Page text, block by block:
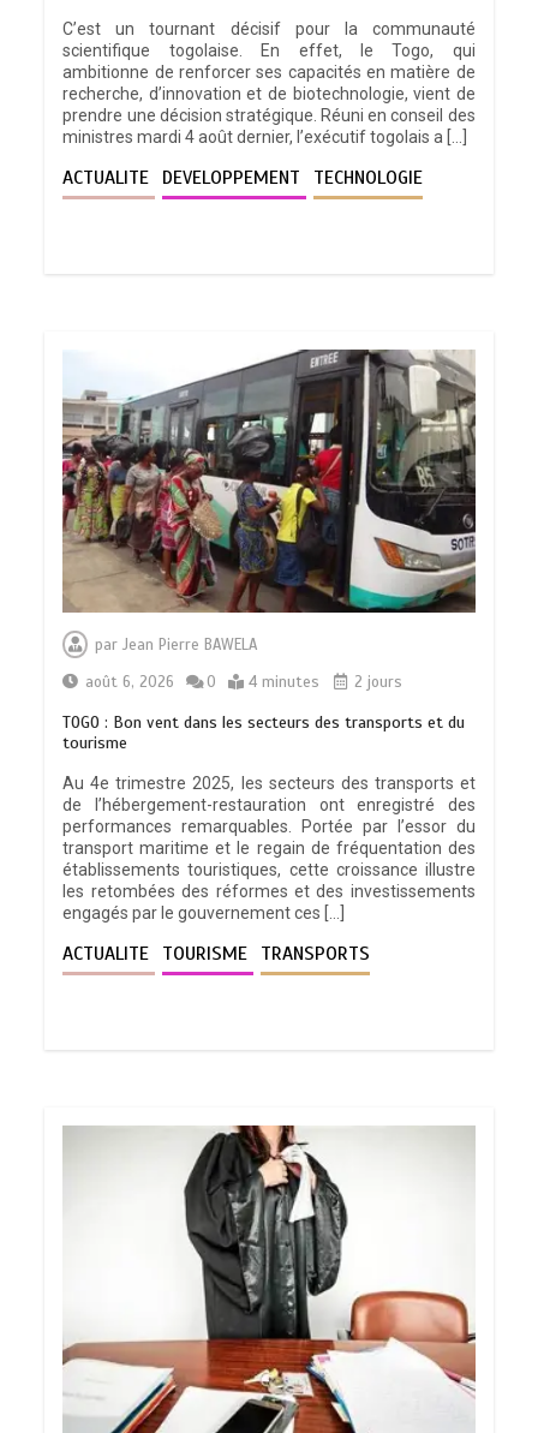
C’est un tournant décisif pour la communauté
scientifique togolaise. En effet, le Togo, qui
ambitionne de renforcer ses capacités en matière de
recherche, d’innovation et de biotechnologie, vient de
prendre une décision stratégique. Réuni en conseil des
ministres mardi 4 août dernier, l’exécutif togolais a […]
ACTUALITE DEVELOPPEMENT TECHNOLOGIE
parJean Pierre BAWELA
août 6, 2026
0 4 minutes 2 jours
TOGO : Bon vent dans les secteurs des transports et du
tourisme
Au 4e trimestre 2025, les secteurs des transports et
de l’hébergement-restauration ont enregistré des
performances remarquables. Portée par l’essor du
transport maritime et le regain de fréquentation des
établissements touristiques, cette croissance illustre
les retombées des réformes et des investissements
engagés par le gouvernement ces […]
ACTUALITE TOURISME TRANSPORTS